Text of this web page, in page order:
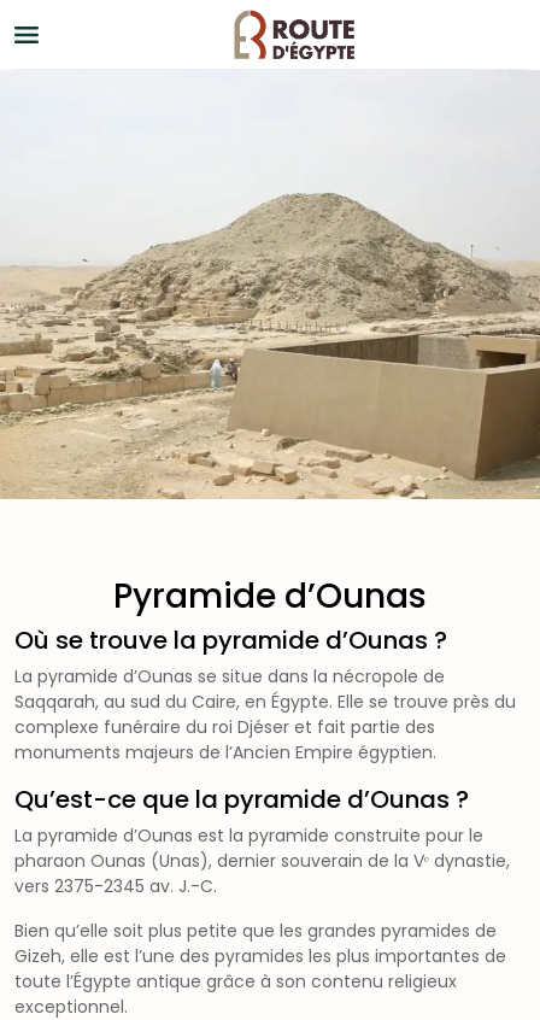
Pyramide d’Ounas
Où se trouve la pyramide d’Ounas ?
La pyramide d’Ounas se situe dans la nécropole de
Saqqarah, au sud du Caire, en Égypte. Elle se trouve près du
complexe funéraire du roi Djéser et fait partie des
monuments majeurs de l’Ancien Empire égyptien.
Qu’est-ce que la pyramide d’Ounas ?
La pyramide d’Ounas est la pyramide construite pour le
pharaon Ounas (Unas), dernier souverain de la Vᵉ dynastie,
vers 2375-2345 av. J.-C.
Bien qu’elle soit plus petite que les grandes pyramides de
Gizeh, elle est l’une des pyramides les plus importantes de
toute l’Égypte antique grâce à son contenu religieux
exceptionnel.